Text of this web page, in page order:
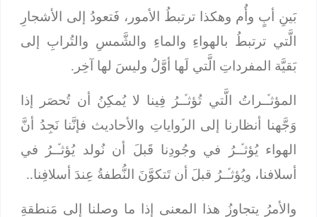
بَينِ أبٍ وأُم وهكذا ترتبطُ الأمور، فَتعودُ إلى الأشجارِ
الَّتي ترتبطُ بالهواءِ والماءِ والشَّمسِ والتُرابِ إلى
بَقيَّة المفرداتِ الَّتي لَها أوَّلُ وليسَ لها آخِر.
المؤثـﱢـراتُ الَّتي تُؤثـﱢـرُ فِينا لا يُمكِنُ أن تُحصَر إذا
وَجَّهنا أنظارنا إلى الرﱢواياتِ والأحاديث فإنَّنا نَجِدُ أنَّ
الهواء يُؤثـﱢـرُ في وجُودِنا قَبلَ أن نُولد يُؤثـﱢـرُ في
أسلافنا، ويُؤثـﱢـرُ قبلَ أن تَتكوَّنَ النُّطفةُ عِندَ أسلافِنا..
والأمرُ يتجاوزُ هذا المعنى إذا ما وصلنا إلى مَنطقةِ